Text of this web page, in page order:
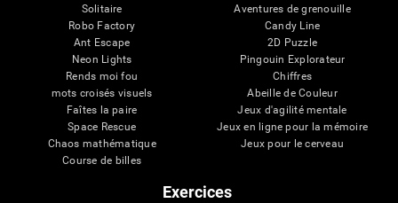
Solitaire
Robo Factory
Ant Escape
Neon Lights
Rends moi fou
mots croisés visuels
Faîtes la paire
Space Rescue
Chaos mathématique
Course de billes
Aventures de grenouille
Candy Line
2D Puzzle
Pingouin Explorateur
Chiffres
Abeille de Couleur
Jeux d'agilité mentale
Jeux en ligne pour la mémoire
Jeux pour le cerveau
Exercices